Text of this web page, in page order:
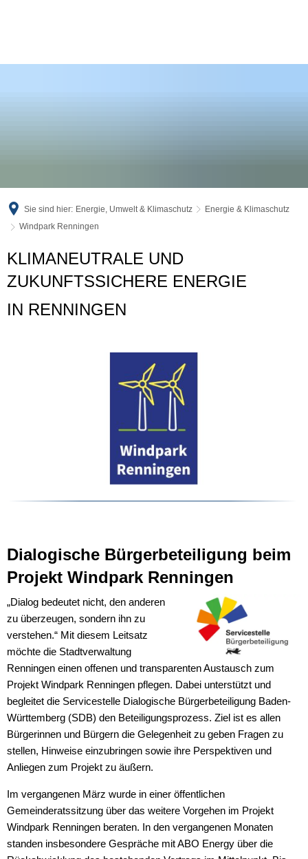
Sie sind hier: Energie, Umwelt & Klimaschutz
Energie & Klimaschutz
Windpark Renningen
KLIMANEUTRALE UND
ZUKUNFTSSICHERE ENERGIE
IN RENNINGEN
Dialogische Bürgerbeteiligung beim
Projekt Windpark Renningen
„Dialog bedeutet nicht, den anderen
zu überzeugen, sondern ihn zu
verstehen.“ Mit diesem Leitsatz
möchte die Stadtverwaltung
Renningen einen offenen und transparenten Austausch zum
Projekt Windpark Renningen pflegen. Dabei unterstützt und
begleitet die Servicestelle Dialogische Bürgerbeteiligung Baden-
Württemberg (SDB) den Beteiligungsprozess. Ziel ist es allen
Bürgerinnen und Bürgern die Gelegenheit zu geben Fragen zu
stellen, Hinweise einzubringen sowie ihre Perspektiven und
Anliegen zum Projekt zu äußern.
Im vergangenen März wurde in einer öffentlichen
Gemeinderatssitzung über das weitere Vorgehen im Projekt
Windpark Renningen beraten. In den vergangenen Monaten
standen insbesondere Gespräche mit ABO Energy über die